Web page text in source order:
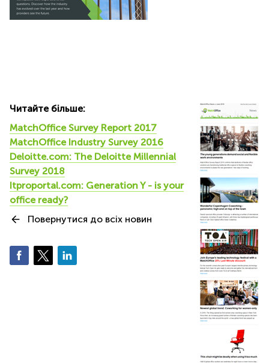
Читайте більше:
MatchOffice Survey Report 2017
MatchOffice Industry Survey 2016
Deloitte.com: The Deloitte Millennial
Survey 2018
Itproportal.com: Generation Y - is your
office ready?
Повернутися до всіх новин